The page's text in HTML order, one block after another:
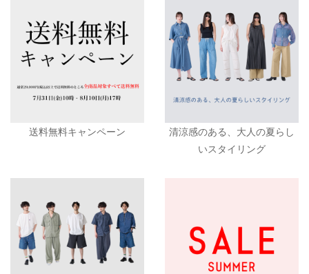
送料無料キャンペーン
清涼感のある、大人の夏らし
いスタイリング